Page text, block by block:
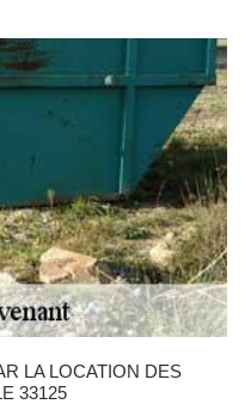
LA LOCATION DES
33125